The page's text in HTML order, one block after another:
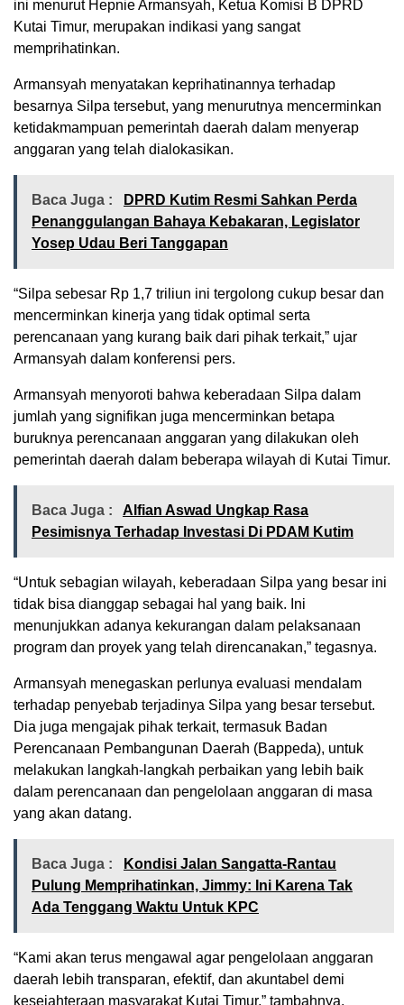
ini menurut Hepnie Armansyah, Ketua Komisi B DPRD
Kutai Timur, merupakan indikasi yang sangat
memprihatinkan.
Armansyah menyatakan keprihatinannya terhadap
besarnya Silpa tersebut, yang menurutnya mencerminkan
ketidakmampuan pemerintah daerah dalam menyerap
anggaran yang telah dialokasikan.
Baca Juga :
DPRD Kutim Resmi Sahkan Perda
Penanggulangan Bahaya Kebakaran, Legislator
Yosep Udau Beri Tanggapan
“Silpa sebesar Rp 1,7 triliun ini tergolong cukup besar dan
mencerminkan kinerja yang tidak optimal serta
perencanaan yang kurang baik dari pihak terkait,” ujar
Armansyah dalam konferensi pers.
Armansyah menyoroti bahwa keberadaan Silpa dalam
jumlah yang signifikan juga mencerminkan betapa
buruknya perencanaan anggaran yang dilakukan oleh
pemerintah daerah dalam beberapa wilayah di Kutai Timur.
Baca Juga :
Alfian Aswad Ungkap Rasa
Pesimisnya Terhadap Investasi Di PDAM Kutim
“Untuk sebagian wilayah, keberadaan Silpa yang besar ini
tidak bisa dianggap sebagai hal yang baik. Ini
menunjukkan adanya kekurangan dalam pelaksanaan
program dan proyek yang telah direncanakan,” tegasnya.
Armansyah menegaskan perlunya evaluasi mendalam
terhadap penyebab terjadinya Silpa yang besar tersebut.
Dia juga mengajak pihak terkait, termasuk Badan
Perencanaan Pembangunan Daerah (Bappeda), untuk
melakukan langkah-langkah perbaikan yang lebih baik
dalam perencanaan dan pengelolaan anggaran di masa
yang akan datang.
Baca Juga :
Kondisi Jalan Sangatta-Rantau
Pulung Memprihatinkan, Jimmy: Ini Karena Tak
Ada Tenggang Waktu Untuk KPC
“Kami akan terus mengawal agar pengelolaan anggaran
daerah lebih transparan, efektif, dan akuntabel demi
kesejahteraan masyarakat Kutai Timur,” tambahnya.